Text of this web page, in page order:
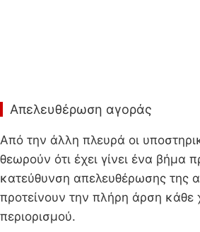
Απελευθέρωση αγοράς
Από την άλλη πλευρά οι
θεωρούν ότι έχει γίνει ένα βήμα
κατεύθυνση απελευθέρωσης της
προτείνουν την πλήρη άρση κάθε
περιορισμού.